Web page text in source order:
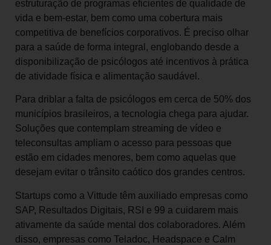
estruturação de programas eficientes de qualidade de
vida e bem-estar, bem como uma cobertura mais
competitiva de benefícios corporativos. É preciso olhar
para a saúde de forma integral, englobando desde a
disponibilização de psicólogos até incentivos à prática
de atividade física e alimentação saudável.
Para driblar a falta de psicólogos em cerca de 50% dos
municípios brasileiros, a tecnologia chega para ajudar.
Soluções que contemplam streaming de vídeo e
teleconsultas ampliam o acesso para pessoas que
estão em cidades menores, bem como aquelas que
desejam evitar o trânsito caótico dos grandes centros.
Startups como a Vittude têm auxiliado empresas como
SAP, Resultados Digitais, RSI e 99 a cuidarem mais
ativamente da saúde mental dos colaboradores. Além
disso, empresas como Teladoc, Headspace e Calm